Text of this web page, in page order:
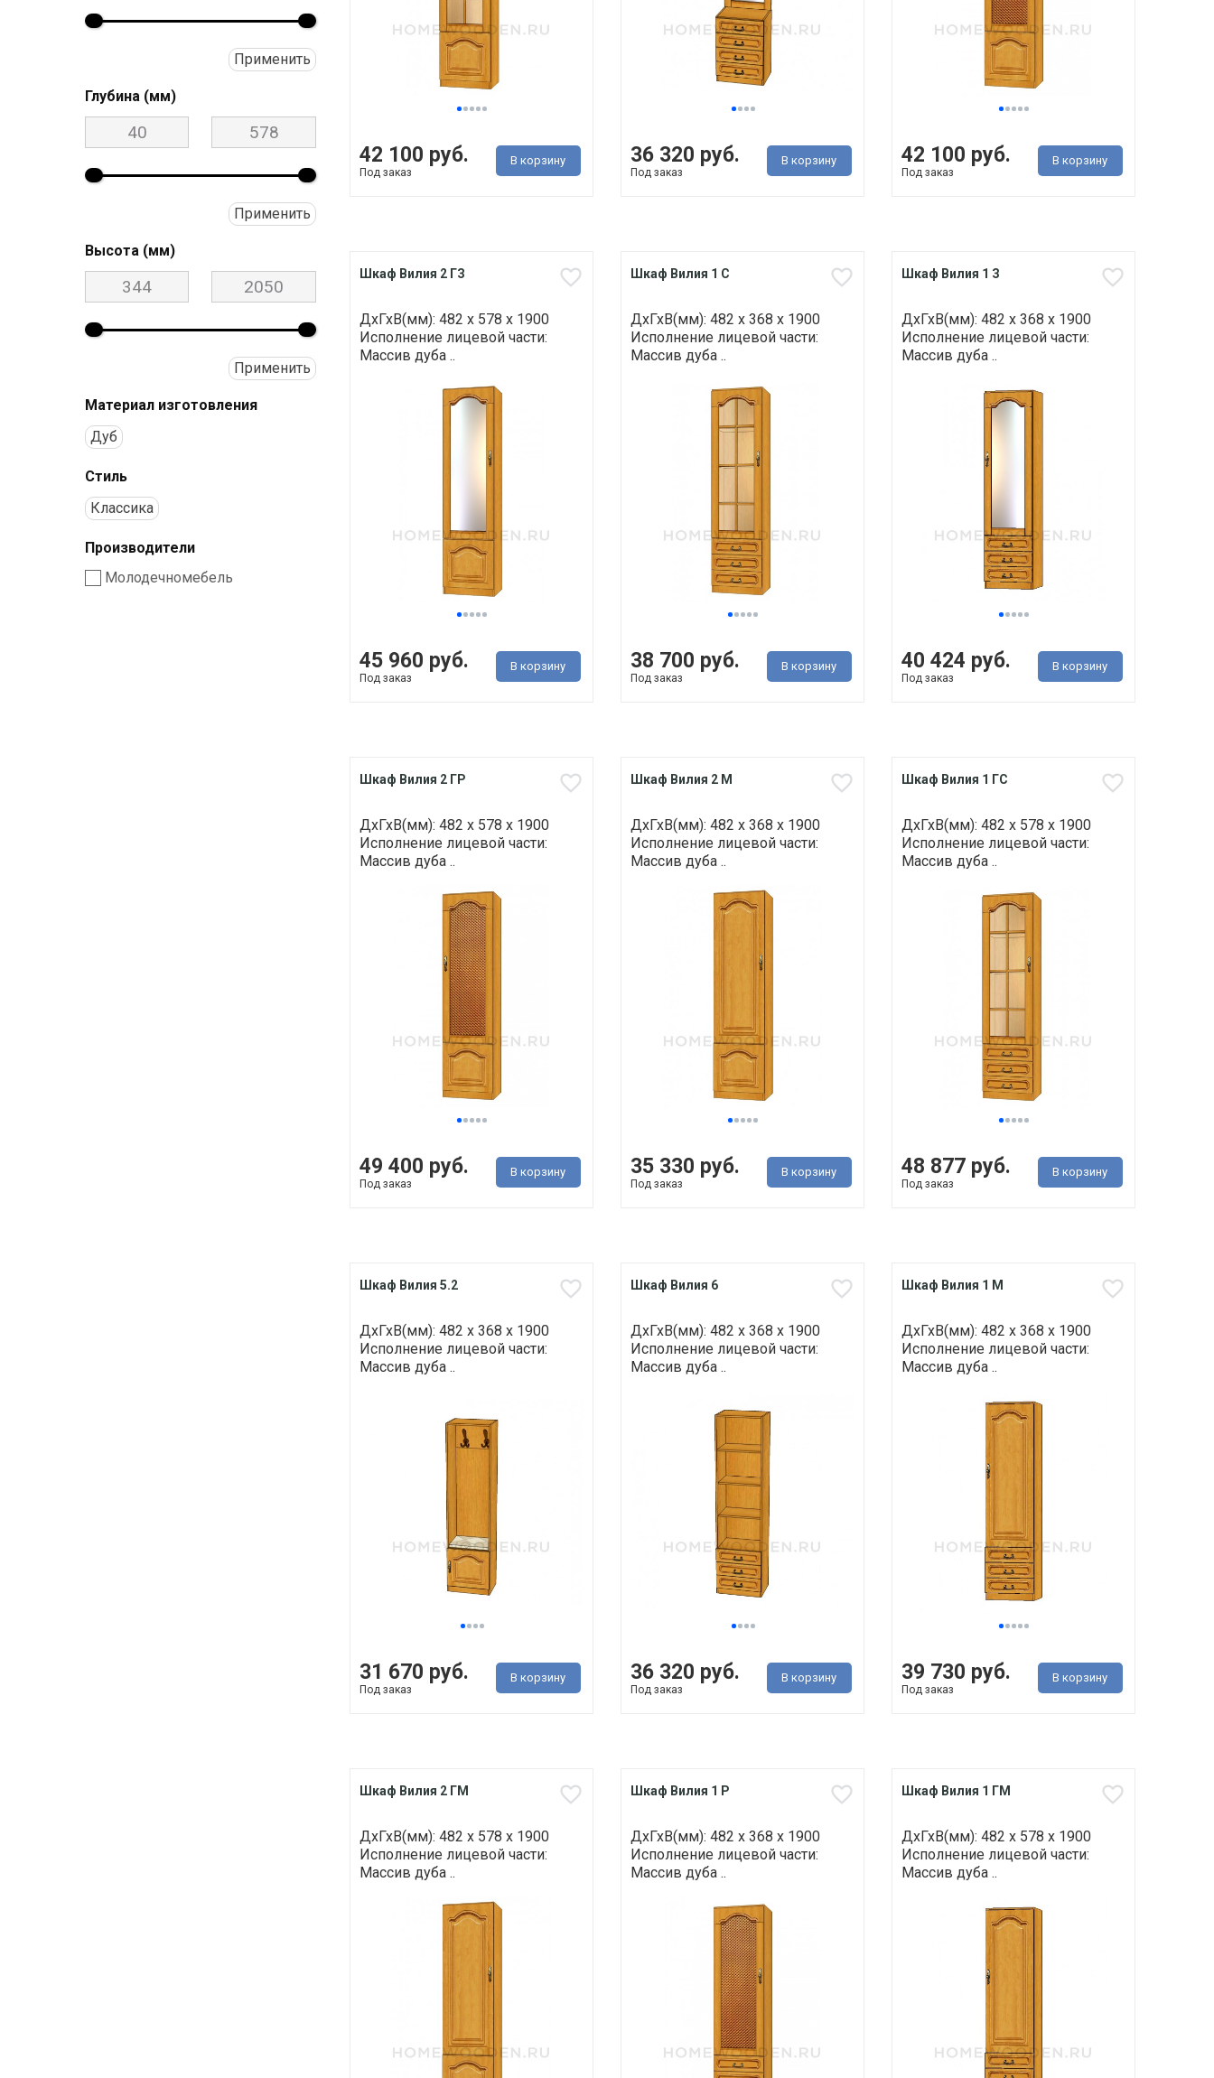
Применить
Глубина (мм)
Применить
Высота (мм)
Применить
Материал изготовления
Дуб
Стиль
Классика
Производители
Молодечномебель
42 100 руб.
Под заказ
В корзину 36 320 руб.
Под заказ
В корзину 42 100 руб.
Под заказ
В корзину
Шкаф Вилия 2 ГЗ
ДхГхВ(мм): 482 х 578 х 1900
Исполнение лицевой части:
Массив дуба ..
45 960 руб.
Под заказ
В корзину
Шкаф Вилия 1 С
ДхГхВ(мм): 482 х 368 х 1900
Исполнение лицевой части:
Массив дуба ..
38 700 руб.
Под заказ
В корзину
Шкаф Вилия 1 З
ДхГхВ(мм): 482 х 368 х 1900
Исполнение лицевой части:
Массив дуба ..
40 424 руб.
Под заказ
В корзину
Шкаф Вилия 2 ГР
ДхГхВ(мм): 482 х 578 х 1900
Исполнение лицевой части:
Массив дуба ..
49 400 руб.
Под заказ
В корзину
Шкаф Вилия 2 М
ДхГхВ(мм): 482 х 368 х 1900
Исполнение лицевой части:
Массив дуба ..
35 330 руб.
Под заказ
В корзину
Шкаф Вилия 1 ГС
ДхГхВ(мм): 482 х 578 х 1900
Исполнение лицевой части:
Массив дуба ..
48 877 руб.
Под заказ
В корзину
Шкаф Вилия 5.2
ДхГхВ(мм): 482 х 368 х 1900
Исполнение лицевой части:
Массив дуба ..
31 670 руб.
Под заказ
В корзину
Шкаф Вилия 6
ДхГхВ(мм): 482 х 368 х 1900
Исполнение лицевой части:
Массив дуба ..
36 320 руб.
Под заказ
В корзину
Шкаф Вилия 1 М
ДхГхВ(мм): 482 х 368 х 1900
Исполнение лицевой части:
Массив дуба ..
39 730 руб.
Под заказ
В корзину
Шкаф Вилия 2 ГМ
ДхГхВ(мм): 482 х 578 х 1900
Исполнение лицевой части:
Массив дуба ..
Шкаф Вилия 1 Р
ДхГхВ(мм): 482 х 368 х 1900
Исполнение лицевой части:
Массив дуба ..
Шкаф Вилия 1 ГМ
ДхГхВ(мм): 482 х 578 х 1900
Исполнение лицевой части:
Массив дуба ..